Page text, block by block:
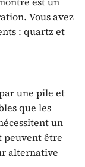
Vous avez
: quartz et
une pile et
que les
un
peuvent être
alternative